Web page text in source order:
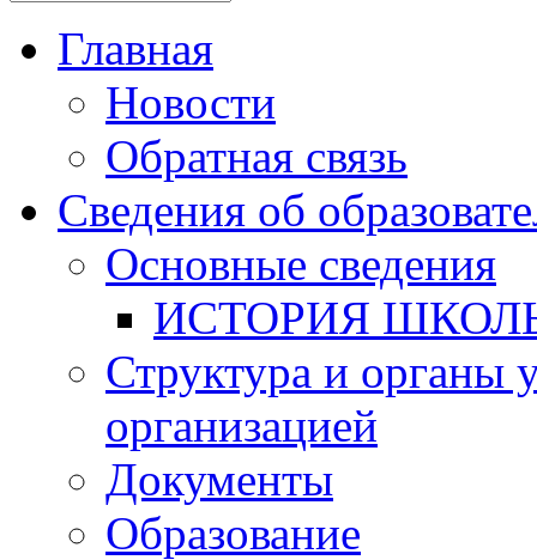
Главная
Новости
Обратная связь
Сведения об
Основные сведения
ИСТОРИЯ
Структура и органы
организацией
Документы
Образование